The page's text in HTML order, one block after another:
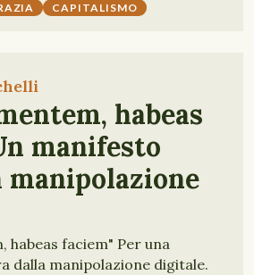
CAPITALISMO
habeas
manifesto
habeas faciem" Per una
dalla manipolazione digitale.